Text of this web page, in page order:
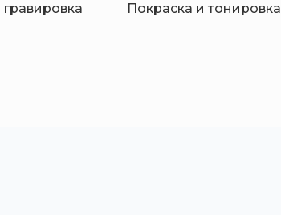
Покраска и тонировка